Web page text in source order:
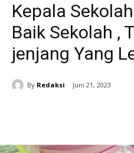
Kepala
Baik Sekolah ,
jenjang Yang
By Redaksi Juni 21, 2023